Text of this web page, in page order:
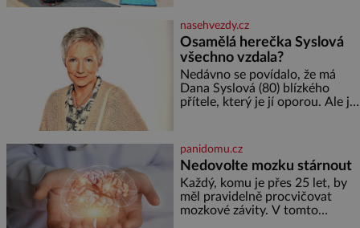
soustředění i odpočinek a
reaguje na každou etapu života
a specifické potřeby dítěte. Pro
nejmenší je klíčová
jednoduchost, měkkost a
bezpečí, proto by pokoj
miminka měl působit především
nasehvezdy.cz
Osamělá herečka Syslová
všechno vzdala?
Nedávno se povídalo, že má
Dana Syslová (80) blízkého
přítele, který je jí oporou. Ale je
častěji mluví o svém odchodu.
Dohnala ji snad samota? Půs
panidomu.cz
Nedovolte mozku stárnout
Každý, komu je přes 25 let, by
měl pravidelně procvičovat
mozkové závity. V tomto